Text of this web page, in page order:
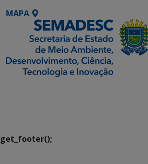
MAPA
get_footer();